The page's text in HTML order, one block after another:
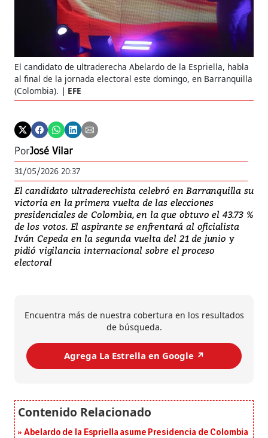
El candidato de ultraderecha Abelardo de la Espriella, habla
al final de la jornada electoral este domingo, en Barranquilla
(Colombia).
EFE
PorJosé Vilar
31/05/2026 20:37
El candidato ultraderechista celebró en Barranquilla su
victoria en la primera vuelta de las elecciones
presidenciales de Colombia, en la que obtuvo el 43.73 %
de los votos. El aspirante se enfrentará al oficialista
Iván Cepeda en la segunda vuelta del 21 de junio y
pidió vigilancia internacional sobre el proceso
electoral
Encuentra más de nuestra cobertura en los resultados
de búsqueda.
Agrega La Estrella en Google ↗️
Abelardo de la Espriella asume Presidencia de Colombia